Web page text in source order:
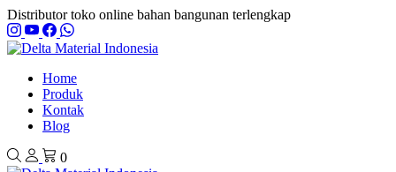
Distributor toko online bahan bangunan terlengkap
Home
Produk
Kontak
Blog
0